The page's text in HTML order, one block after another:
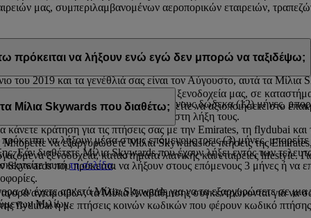
μας, συμπεριλαμβανομένων αεροπορικών εταιρειών,
απόκτησής τους. Στη διάρκεια του ημερολογιακού έτους που
του 2019 και τα γενέθλιά σας είναι τον Αύγουστο, αυτά τα
να λήξουν μέσα στους επόμενους δώδεκα (12) μήνες,
όταν τα Μίλια Skywards πλησιάζουν στη λήξη τους.
να λήξουν μέσα στους επόμενους τρεις (3) μήνες, μπορείτε
Εάν διαθέτετε Μίλια Skywards που έχουν λήξει εντός των
αυτήτη σελίδα.
πρόκειται να λήξουν ενώ εγώ δεν μπορώ να ταξιδέψω;
Μίλια Skywards σε ανταμοιβές στα ξενοδοχεία μας, σε
εταιρειών μας στις οποίες μπορείτε να αξιοποιήσετε στο
κράτηση για τις πτήσεις σας με την Emirates, τη flydubai και
Skywards που πρόκειται να λήξουν στους επόμενους 3 μήνες ή
Skywards που διαθέτω;
να εξαργυρώσετε Μίλια Skywards σε πτήσεις της
ξενοδοχεία, καταστήματα λιανικής και εταιρείες lifestyle.
αν έχετε αρκετά Μίλια Skywards για να τα εξαργυρώσετε σε
Μιλίων.
ανταμοιβών, τα Μίλια Αναβάθμισης συγκεντρώνονται για να
της flydubai ή με πτήσεις κοινών κωδικών που φέρουν κωδικό